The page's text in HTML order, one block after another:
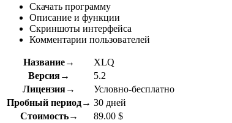
Скачать программу
Описание и функции
Скриншоты интерфейса
Комментарии пользователей
Название→
XLQ
Версия→
5.2
Лицензия→
Условно-бесплатно
Пробный период→ 30 дней
Стоимость→
89.00 $